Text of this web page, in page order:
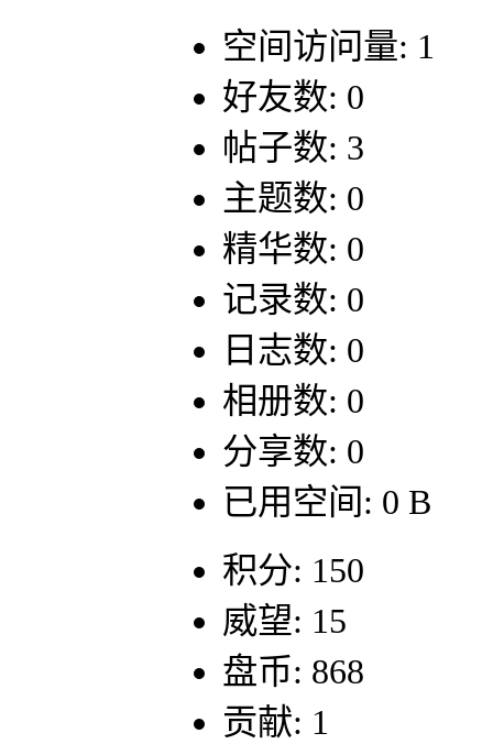
空间访问量: 1
好友数: 0
帖子数: 3
主题数: 0
精华数: 0
记录数: 0
日志数: 0
相册数: 0
分享数: 0
已用空间: 0 B
积分: 150
威望: 15
盘币: 868
贡献: 1